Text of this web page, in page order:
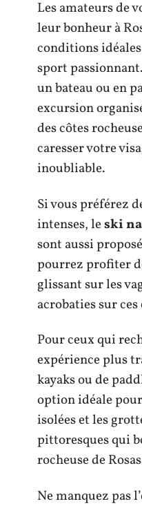
Les amateurs de
leur bonheur à
conditions
sport
un bateau ou en
excursion
des côtes
caresser votre
inoubliable.
Si vous préférez
intenses, leski
sont aussi
pourrez profiter
glissant sur les
acrobaties sur
Pour ceux qui
expérience plus
kayaks ou de
option idéale
isolées et les
pittoresques qui
rocheuse de
Ne manquez pas